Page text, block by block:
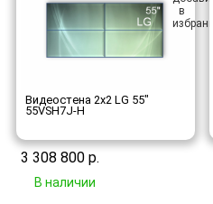
Видеостена 2x2 LG 55"
55VSH7J-H
3 308 800 р.
В наличии